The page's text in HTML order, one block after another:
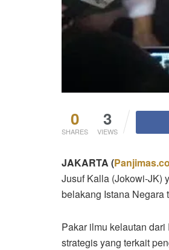
0
SHARES
3
VIEWS
JAKARTA (
Jusuf Kalla (Jokowi-JK)
belakang Istana Negara
Pakar ilmu kelautan
strategis yang terkait